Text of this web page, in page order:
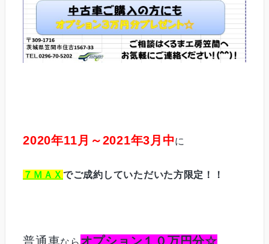
2020年11月～2021年3月中に
７ＭＡＸ でご成約していただいた方限定！！
普通車 オプション１０万円分☆